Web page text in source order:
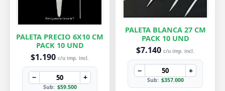
PALETA PRECIO 6X10 CM
PACK 10 UND
$1.190 c/u imp. incl.
− +
Sub: $59.500
PALETA BLANCA 27 CM
PACK 10 UND
$7.140 c/u imp. incl.
− +
Sub: $357.000